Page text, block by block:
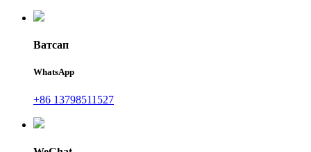
Ватсап
WhatsApp
+86 13798511527